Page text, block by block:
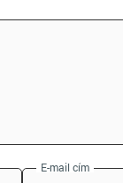
E-mail cím